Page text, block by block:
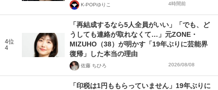
K-POPゆりこ 4時間前
4位
4
「再結成するなら5人全員がいい」「でも、ど
うしても連絡が取れなくて…」元ZONE・
MIZUHO（38）が明かす「19年ぶりに芸能界
復帰」した本当の理由
佐藤 ちひろ 2026/08/08
「印税は1円ももらっていません」19年ぶりに